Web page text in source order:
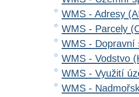
WMS - Adresy
WMS - Parcely
WMS - Dopravní
WMS - Vodstvo
WMS - Využití
WMS -